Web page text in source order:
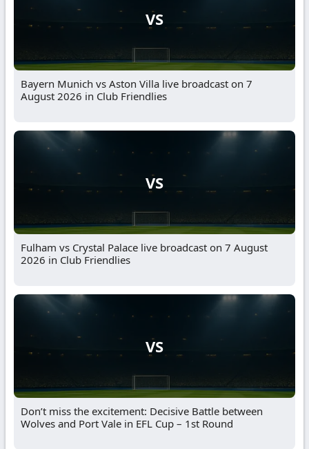
VS
Bayern Munich vs Aston Villa live broadcast on 7
August 2026 in Club Friendlies
VS
Fulham vs Crystal Palace live broadcast on 7 August
2026 in Club Friendlies
VS
Don’t miss the excitement: Decisive Battle between
Wolves and Port Vale in EFL Cup – 1st Round